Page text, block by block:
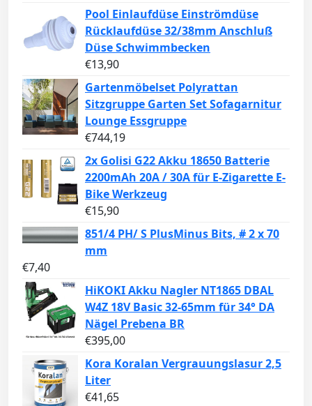
Pool Einlaufdüse Einströmdüse
Rücklaufdüse 32/38mm Anschluß
Düse Schwimmbecken
€13,90
Gartenmöbelset Polyrattan
Sitzgruppe Garten Set Sofagarnitur
Lounge Essgruppe
€744,19
2x Golisi G22 Akku 18650 Batterie
2200mAh 20A / 30A für E-Zigarette E-
Bike Werkzeug
€15,90
851/4 PH/ S PlusMinus Bits, # 2 x 70
mm
€7,40
HiKOKI Akku Nagler NT1865 DBAL
W4Z 18V Basic 32-65mm für 34° DA
Nägel Prebena BR
€395,00
Kora Koralan Vergrauungslasur 2,5
Liter
€41,65